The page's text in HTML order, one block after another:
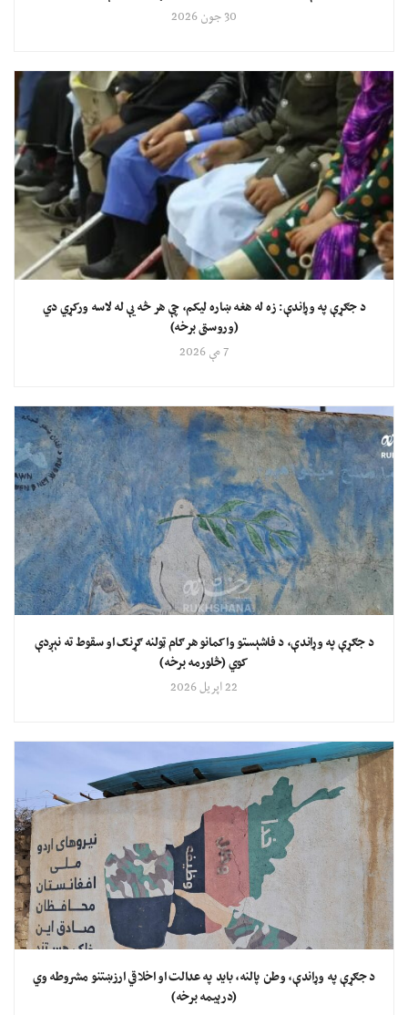
30 جون 2026
د جګړې په وړاندې: زه له هغه ښاره لیکم، چې هر څه یې له لاسه ورکړي دي
(وروستی برخه)
7 مې 2026
د جګړې په وړاندې، د فاشېستو واکمانو هر ګام ټولنه ګړنګ او سقوط ته نېږدې
کوي (څلورمه برخه)
22 اپریل 2026
د جګړې په وړاندې، وطن پالنه، باید په عدالت او اخلاقي ارزښتنو مشروطه وي
(درېیمه برخه)